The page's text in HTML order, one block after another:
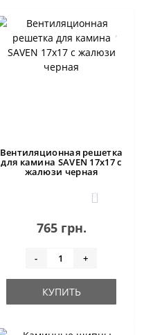
Вентиляционная решетка
для камина SAVEN 17х17 с
жалюзи черная
0
765 грн.
- +
КУПИТЬ